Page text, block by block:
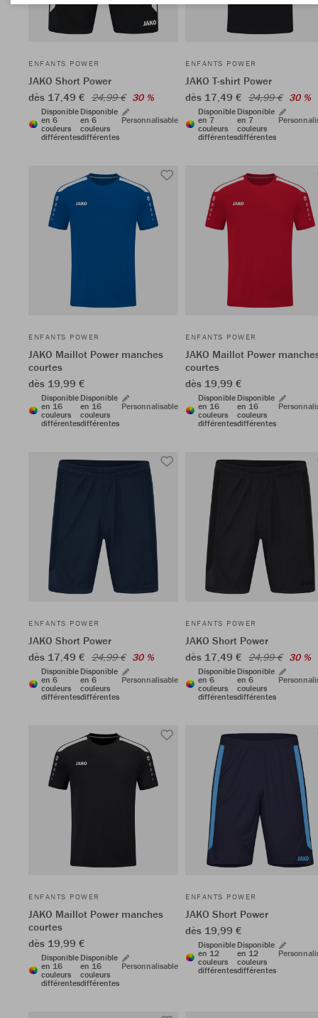
ENFANTS POWER
JAKO Short Power
dès 17,49 € 24,99 € 30 %
Disponible
en 6
couleurs
différentes
Disponible
en 6
couleurs
différentes
Personnalisable
ENFANTS POWER
JAKO T-shirt Power
dès 17,49 € 24,99 € 30 %
Disponible
en 7
couleurs
différentes
Disponible
en 7
couleurs
différentes
ENFANTS POWER
JAKO Maillot Power manches
courtes
dès 19,99 €
Disponible
en 16
couleurs
différentes
Disponible
en 16
couleurs
différentes
Personnalisable
ENFANTS POWER
JAKO Maillot Power
courtes
dès 19,99 €
Disponible
en 16
couleurs
différentes
Disponible
en 16
couleurs
différentes
ENFANTS POWER
JAKO Short Power
dès 17,49 € 24,99 € 30 %
Disponible
en 6
couleurs
différentes
Disponible
en 6
couleurs
différentes
Personnalisable
ENFANTS POWER
JAKO Short Power
dès 17,49 € 24,99 € 30 %
Disponible
en 6
couleurs
différentes
Disponible
en 6
couleurs
différentes
ENFANTS POWER
JAKO Maillot Power manches
courtes
dès 19,99 €
Disponible
en 16
couleurs
différentes
Disponible
en 16
couleurs
différentes
Personnalisable
ENFANTS POWER
JAKO Short Power
dès 19,99 €
Disponible
en 12
couleurs
différentes
Disponible
en 12
couleurs
différentes